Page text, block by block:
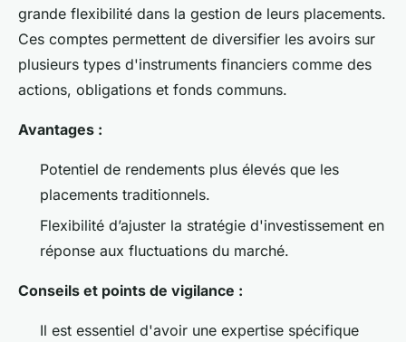
grande flexibilité dans la gestion de leurs placements.
Ces comptes permettent de diversifier les avoirs sur
plusieurs types d'instruments financiers comme des
actions, obligations et fonds communs.
Avantages :
Potentiel de rendements plus élevés que les
placements traditionnels.
Flexibilité d’ajuster la stratégie d'investissement en
réponse aux fluctuations du marché.
Conseils et points de vigilance :
Il est essentiel d'avoir une expertise spécifique